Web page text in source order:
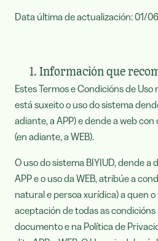
Data última de actualización: 01/
1. Información que
Estes Termos e Condicións de
está suxeito o uso do sistema
adiante, a APP) e dende a web
(en adiante, a WEB).
O uso do sistema BIYIUD, dende a
APP e o uso da WEB, atribúe a
natural e persoa xurídica) a quen o
aceptación de todas as
documento e na Política de